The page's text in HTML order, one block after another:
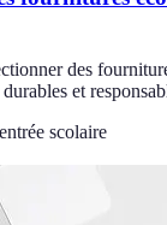
des
et
scolaire